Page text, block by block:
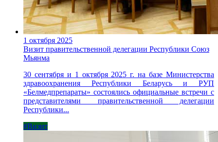
1 октября 2025
Визит правительственной делегации Республики Союз
Мьянма
30 сентября и 1 октября 2025 г. на базе Министерства
здравоохранения Республики Беларусь и РУП
«Белмедпрепараты» состоялись официальные встречи с
представителями правительственной делегации
Республики...
#Визит